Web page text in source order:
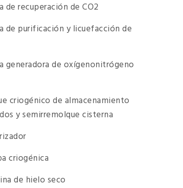
de recuperación de CO2
de purificación y licuefacción de
generadora de oxígenonitrógeno
criogénico de almacenamiento
y semirremolque cisterna
criogénica
de hielo seco